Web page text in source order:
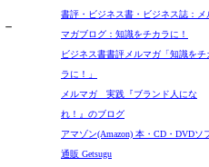
書評・ビジネス書・ビジネス誌：メ
マガブログ：知識をチカラに！
ビジネス書書評メルマガ「知識をチ
ラに！」
メルマガ 実践『ブランド人にな
れ！』のブログ
アマゾン(Amazon) 本・CD・DVDソ
通販 Getsugu